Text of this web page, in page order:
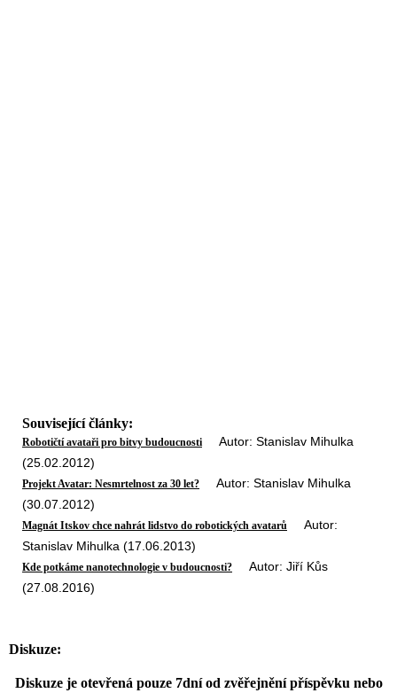
Související články:
Robotičtí avataři pro bitvy budoucnosti Autor: Stanislav Mihulka
(25.02.2012)
Projekt Avatar: Nesmrtelnost za 30 let? Autor: Stanislav Mihulka
(30.07.2012)
Magnát Itskov chce nahrát lidstvo do robotických avatarů Autor:
Stanislav Mihulka (17.06.2013)
Kde potkáme nanotechnologie v budoucnosti? Autor: Jiří Kůs
(27.08.2016)
Diskuze:
Diskuze je otevřená pouze 7dní od zvěřejnění příspěvku nebo